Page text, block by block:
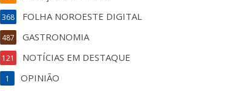
FOLHA NOROESTE DIGITAL
368
GASTRONOMIA
487
NOTÍCIAS EM DESTAQUE
121
OPINIÃO
1